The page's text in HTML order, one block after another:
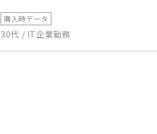
購入時データ
30代 / IT企業勤務